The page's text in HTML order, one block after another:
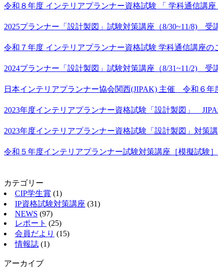
令和８年度 インテリアプランナー資格試験 「 学科通信講座
2025プランナー「設計製図」試験対策講座（8/30~11/8) 受
令和７年度 インテリアプランナー資格試験 学科通信講座の
2024プランナー「設計製図」試験対策講座（8/31~11/2) 受
日本インテリアプランナー協会関西(JIPAK) 主催 令和６
2023年度インテリアプランナー資格試験「設計製図」 JIPA
2023年度インテリアプランナー資格試験「設計製図」対
令和５年度インテリアプランナー試験対策講座［模擬試験
カテゴリー
CIP学生賞 (1)
IP資格試験対策講座 (31)
NEWS (97)
レポート (25)
会員だより (15)
情報誌 (1)
アーカイブ